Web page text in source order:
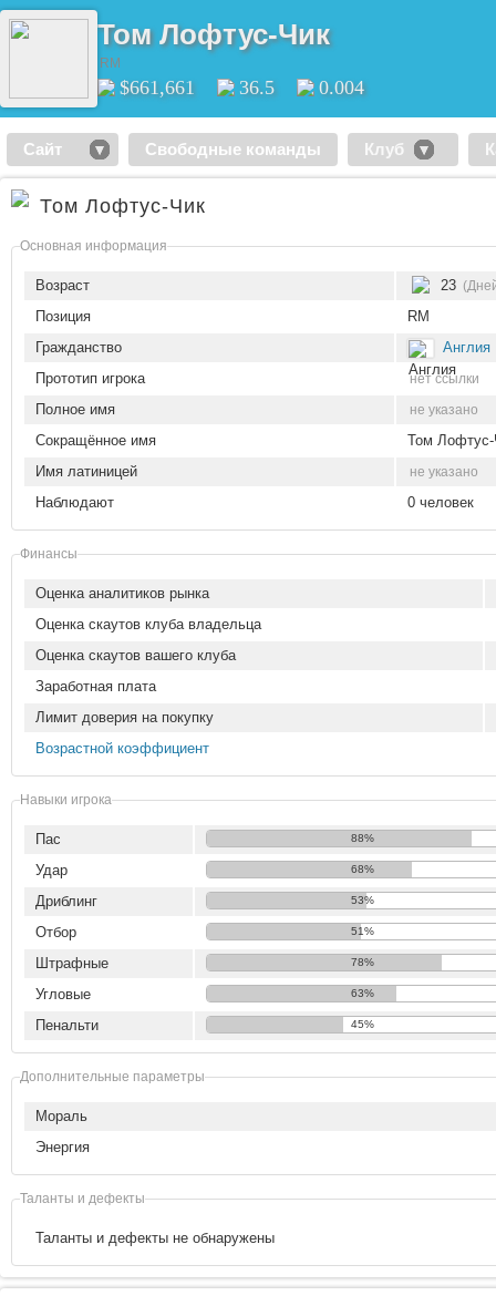
Том Лофтус-Чик
RM
$661,661 36.5 0.004
Сайт Свободные команды Клуб
Том Лофтус-Чик
Основная информация
Возраст 23
Позиция
RM
Гражданство
Англия
Прототип игрока
нет ссылки
Полное имя не указано
Сокращённое имя
Том Лофтус-
Имя латиницей
не указано
Наблюдают 0 человек
Финансы
Оценка аналитиков рынка
Оценка скаутов клуба владельца
Оценка скаутов вашего клуба
Заработная плата
Лимит доверия на покупку
Возрастной коэффициент
Навыки игрока
Пас 88%
Удар 68%
Дриблинг 53%
Отбор 51%
Штрафные 78%
Угловые 63%
Пенальти 45%
Дополнительные параметры
Мораль
Энергия
Таланты и дефекты
Таланты и дефекты не обнаружены